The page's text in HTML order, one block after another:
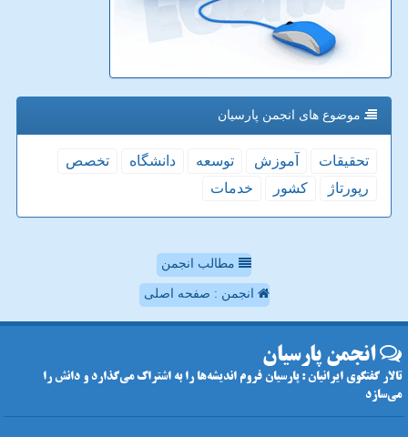
موضوع های انجمن پارسیان
تحقیقات آموزش توسعه دانشگاه
تخصص
رپورتاژ
كشور خدمات
مطالب انجمن
انجمن : صفحه اصلی
انجمن پارسیان
تالار گفتگوی ایرانیان : پارسیان فروم اندیشه‌ها را به اشتراک می‌گذارد و دانش را
می‌سازد